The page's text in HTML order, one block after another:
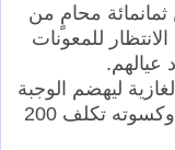
ثمانمائة محامٍ من
للمعونات
عيالهم.
ليهضم الوجبة
الدسمة، وأذكره أن كفالة يتيم بطعامة وكسوته تكلف 200